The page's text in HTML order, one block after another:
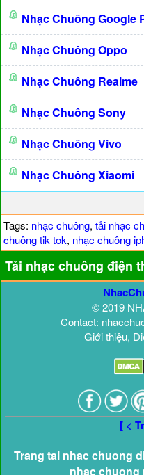
Nhạc Chuông Google
Nhạc Chuông Oppo
Nhạc Chuông Realme
Nhạc Chuông Sony
Nhạc Chuông Vivo
Nhạc Chuông Xiaomi
Tags: nhạc chuông, tải nhạc
chuông tik tok, nhạc chuông
Tải nhạc chuông điện
© 2019
Contact:
Giới thiệu,
[ <
Trang tai nhac chuong
nhac chuong